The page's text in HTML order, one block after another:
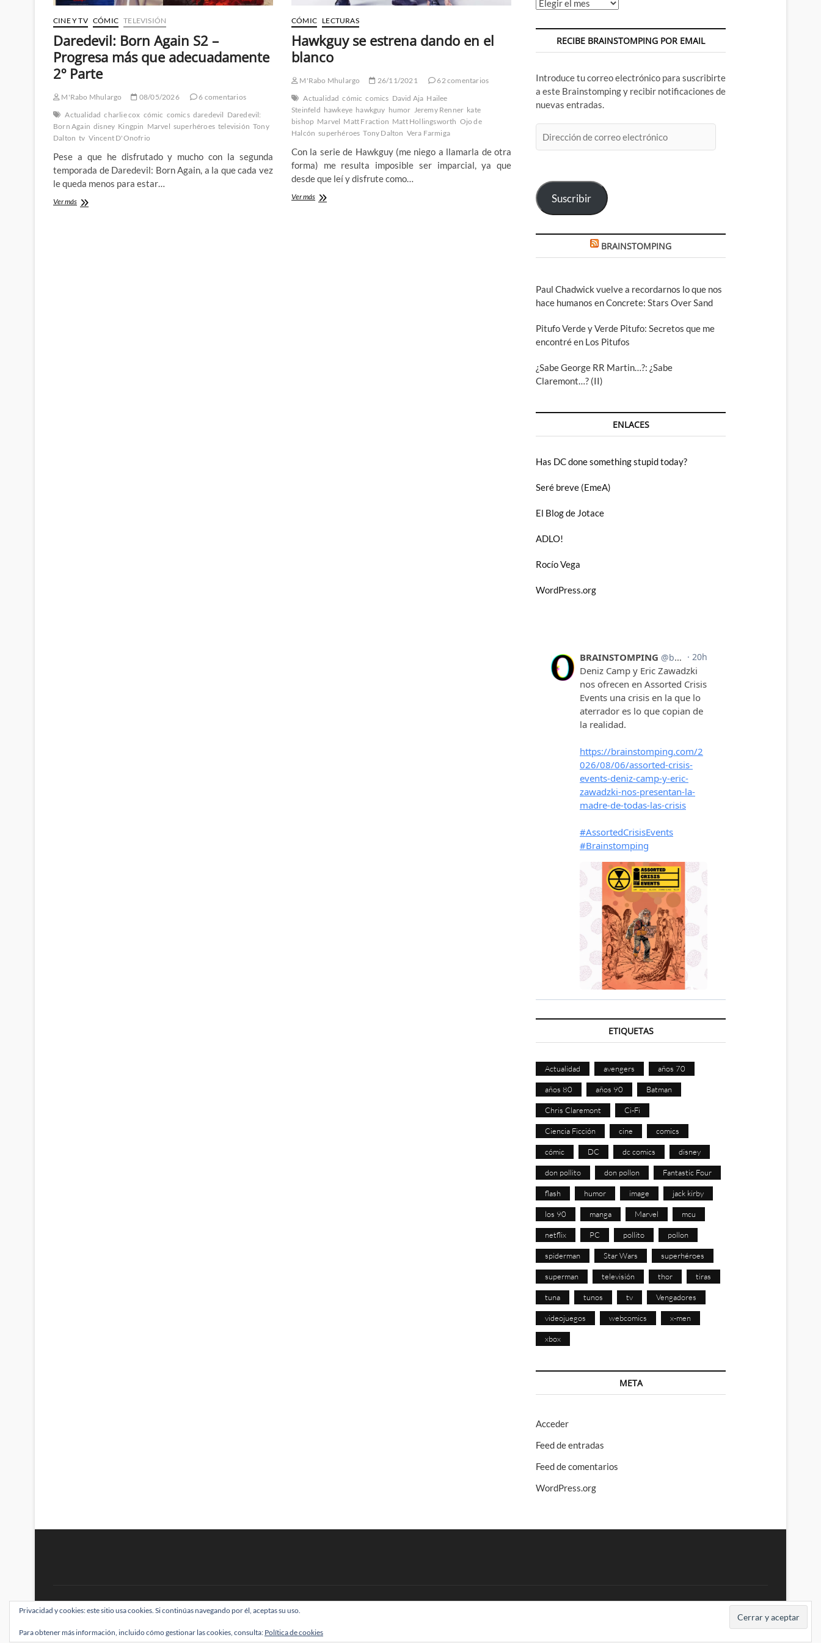
CINE Y TV CÓMIC TELEVISIÓN
Daredevil: Born Again S2 –
Progresa más que adecuadamente
2º Parte
M'Rabo Mhulargo 08/05/2026
6 comentarios
Actualidad charlie cox cómic comics daredevil Daredevil:
Born Again disney Kingpin Marvel superhéroes televisión Tony
Dalton tv Vincent D'Onofrio
Pese a que he disfrutado y mucho con la segunda
temporada de Daredevil: Born Again, a la que cada vez
le queda menos para estar…
Ver másDaredevil:
CÓMIC LECTURAS
Hawkguy se estrena dando en el
blanco
M'Rabo Mhulargo 26/11/2021
62 comentarios
Actualidad cómic comics David Aja Hailee
Steinfeld hawkeye hawkguy humor Jeremy Renner kate
bishop Marvel Matt Fraction Matt Hollingsworth Ojo de
Halcón superhéroes Tony Dalton Vera Farmiga
Con la serie de Hawkguy (me niego a llamarla de otra
forma) me resulta imposible ser imparcial, ya que
desde que leí y disfrute como…
Ver másHawkguy
Archivos
RECIBE BRAINSTOMPING POR EMAIL
Introduce tu correo electrónico para suscribirte
a este Brainstomping y recibir notificaciones de
nuevas entradas.
de
Suscribir
BRAINSTOMPING
Paul Chadwick vuelve a recordarnos lo que nos
hace humanos en Concrete: Stars Over Sand
Pitufo Verde y Verde Pitufo: Secretos que me
encontré en Los Pitufos
¿Sabe George RR Martin…?: ¿Sabe
Claremont…? (II)
ENLACES
Has DC done something stupid today?
Seré breve (EmeA)
El Blog de Jotace
ADLO!
Rocío Vega
WordPress.org
ETIQUETAS
Actualidad avengers años 70
años 80 años 90 Batman
Chris Claremont Ci-Fi
Ciencia Ficción cine comics
cómic DC dc comics disney
don pollito don pollon Fantastic Four
flash humor image jack kirby
los 90 manga Marvel mcu
netflix PC pollito pollon
spiderman Star Wars superhéroes
superman televisión thor tiras
tuna tunos tv Vengadores
videojuegos webcomics x-men
xbox
META
Acceder
Feed de entradas
Feed de comentarios
WordPress.org
BRAINSTOMPING| Diseñado por:Theme Freesia|WordPress| © Todos los derechos reservados
Privacidad y cookies: este sitio usa cookies. Si continúas navegando por él, aceptas su uso.
Para obtener más información, incluido cómo gestionar las cookies, consulta: Política de cookies